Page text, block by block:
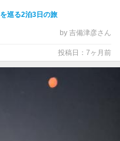
巡る2泊3日の旅
by 吉備津彦さん
投稿日：7ヶ月前